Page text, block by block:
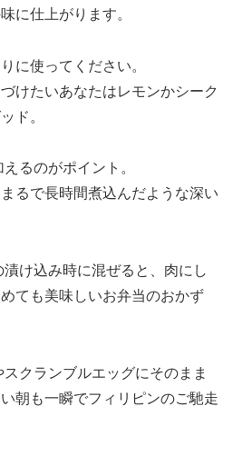
に仕上がります。
に使ってください。
けたいあなたはレモンかシーク
ド。
るのがポイント。
るで長時間煮込んだような深い
漬け込み時に混ぜると、肉にし
ても美味しいお弁当のおかず
スクランブルエッグにそのまま
朝も一瞬でフィリピンのご馳走